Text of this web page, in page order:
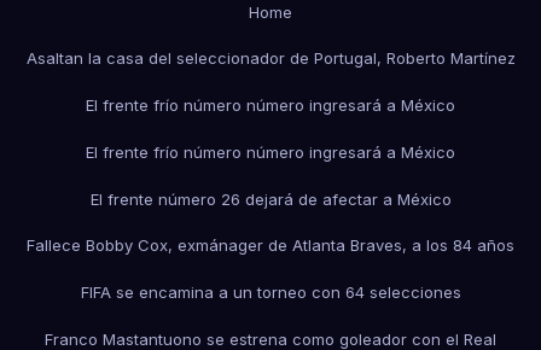
Home
Asaltan la casa del seleccionador de Portugal, Roberto Martínez
El frente frío número número ingresará a México
El frente frío número número ingresará a México
El frente número 26 dejará de afectar a México
Fallece Bobby Cox, exmánager de Atlanta Braves, a los 84 años
FIFA se encamina a un torneo con 64 selecciones
Franco Mastantuono se estrena como goleador con el Real